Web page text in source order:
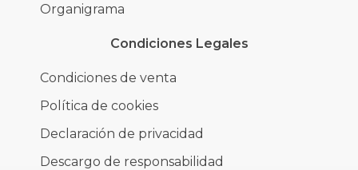
Organigrama
Condiciones Legales
Condiciones de venta
Política de cookies
Declaración de privacidad
Descargo de responsabilidad